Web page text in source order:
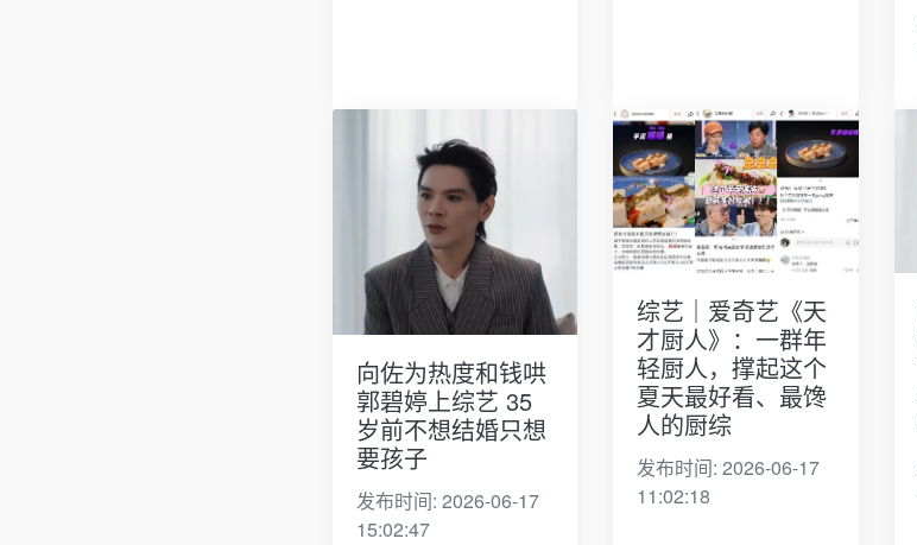
向佐为热度和钱哄
郭碧婷上综艺 35
岁前不想结婚只想
要孩子
发布时间: 2026-06-17
15:02:47
综艺｜爱奇艺《天
才厨人》：一群年
轻厨人，撑起这个
夏天最好看、最馋
人的厨综
发布时间: 2026-06-17
11:02:18